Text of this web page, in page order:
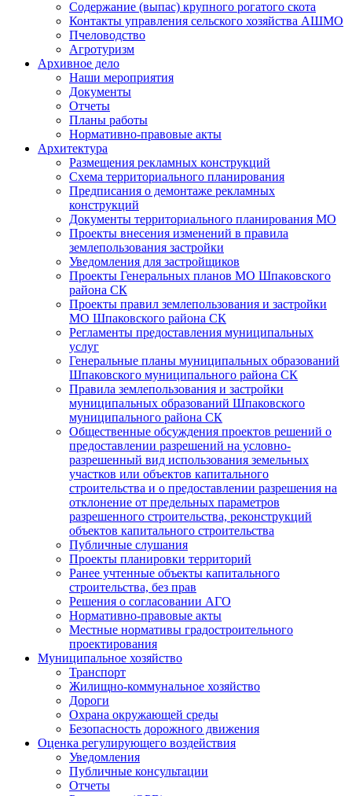
Содержание (выпас) крупного рогатого скота
Контакты управления сельского хозяйства АШМО
Пчеловодство
Агротуризм
Архивное дело
Наши мероприятия
Документы
Отчеты
Планы работы
Нормативно-правовые акты
Архитектура
Размещения рекламных конструкций
Схема территориального планирования
Предписания о демонтаже рекламных
конструкций
Документы территориального планирования МО
Проекты внесения изменений в правила
землепользования застройки
Уведомления для застройщиков
Проекты Генеральных планов МО Шпаковского
района СК
Проекты правил землепользования и застройки
МО Шпаковского района СК
Регламенты предоставления муниципальных
услуг
Генеральные планы муниципальных образований
Шпаковского муниципального района СК
Правила землепользования и застройки
муниципальных образований Шпаковского
муниципального района СК
Общественные обсуждения проектов решений о
предоставлении разрешений на условно-
разрешенный вид использования земельных
участков или объектов капитального
строительства и о предоставлении разрешения на
отклонение от предельных параметров
разрешенного строительства, реконструкций
объектов капитального строительства
Публичные слушания
Проекты планировки территорий
Ранее учтенные объекты капитального
строительства, без прав
Решения о согласовании АГО
Нормативно-правовые акты
Местные нормативы градостроительного
проектирования
Муниципальное хозяйство
Транспорт
Жилищно-коммунальное хозяйство
Дороги
Охрана окружающей среды
Безопасность дорожного движения
Оценка регулирующего воздействия
Уведомления
Публичные консультации
Отчеты